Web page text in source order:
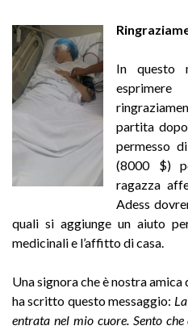
In questo
partita
permesso
(8000 $)
ragazza
Adess
quali si aggiunge un aiuto
medicinali e l’affitto di casa.
Una signora che è nostra
ha scritto questo messaggio:
entrata nel mio cuore. Sento che